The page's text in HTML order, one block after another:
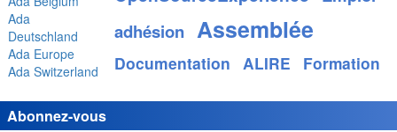
Ada
Deutschland
Ada Europe
Ada Switzerland
Abonnez-vous
adhésion Assemblée
Documentation ALIRE Formation